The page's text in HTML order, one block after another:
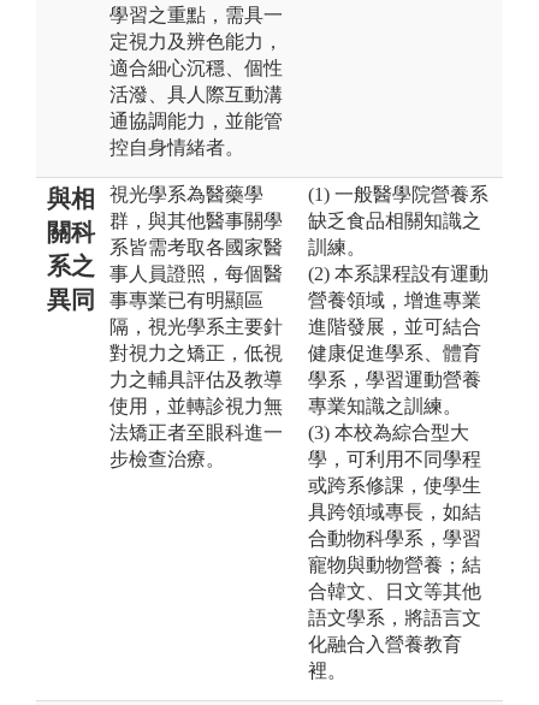
學習之重點，需具一
定視力及辨色能力，
適合細心沉穩、個性
活潑、具人際互動溝
通協調能力，並能管
控自身情緒者。
與相
關科
系之
異同
視光學系為醫藥學
群，與其他醫事關學
系皆需考取各國家醫
事人員證照，每個醫
事專業已有明顯區
隔，視光學系主要針
對視力之矯正，低視
力之輔具評估及教導
使用，並轉診視力無
法矯正者至眼科進一
步檢查治療。
(1) 一般醫學院營養系
缺乏食品相關知識之
訓練。
(2) 本系課程設有運動
營養領域，增進專業
進階發展，並可結合
健康促進學系、體育
學系，學習運動營養
專業知識之訓練。
(3) 本校為綜合型大
學，可利用不同學程
或跨系修課，使學生
具跨領域專長，如結
合動物科學系，學習
寵物與動物營養；結
合韓文、日文等其他
語文學系，將語言文
化融合入營養教育
裡。